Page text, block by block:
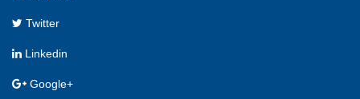
Twitter
Linkedin
Google+